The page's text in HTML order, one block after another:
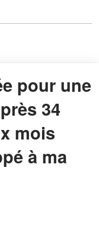
pour une
34
mois
à ma